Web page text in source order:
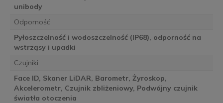
unibody
Odporność
Pyłoszczelność i wodoszczelność (IP68), odporność na
wstrząsy i upadki
Czujniki
Face ID, Skaner LiDAR, Barometr, Żyroskop,
Akcelerometr, Czujnik zbliżeniowy, Podwójny czujnik
światła otoczenia